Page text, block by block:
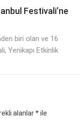
Festivali’ne
biri olan ve 16
Yenikapı Etkinlik
alanlar*ile